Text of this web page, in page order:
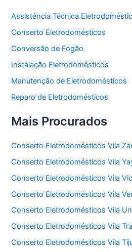
Assistência Técnica
Conserto Eletrodomésticos
Conversão de Fogão
Instalação Eletrodomésticos
Manutenção de Eletrodomésticos
Reparo de Eletrodomésticos
Mais Procurados
Conserto Eletrodomésticos Vila
Conserto Eletrodomésticos Vila
Conserto Eletrodomésticos Vila
Conserto Eletrodomésticos Vila
Conserto Eletrodomésticos Vila
Conserto Eletrodomésticos Vila
Conserto Eletrodomésticos Vila